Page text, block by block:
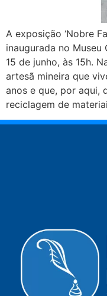
A exposição ‘Nobre
inaugurada no Museu
15 de junho, às 15h.
artesã mineira que
anos e que, por aqui,
reciclagem de